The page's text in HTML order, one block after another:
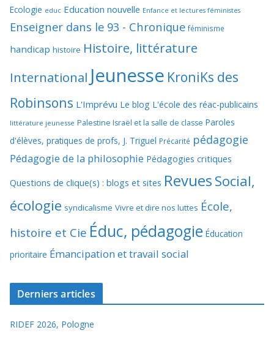
Ecologie educ Education nouvelle Enfance et lectures féministes
Enseigner dans le 93 - Chronique féminisme
handicap histoire Histoire, littérature
International Jeunesse KroniKs des
Robinsons L'Imprévu Le blog L'école des réac-publicains
littérature jeunesse Palestine Israël et la salle de classe Paroles
d'élèves, pratiques de profs, J. Triguel Précarité pédagogie
Pédagogie de la philosophie Pédagogies critiques
Questions de clique(s) : blogs et sites RevuesSocial,
écologie syndicalisme Vivre et dire nos luttes École,
histoire et Cie Éduc, pédagogie Éducation
prioritaire Émancipation et travail social
Derniers articles
RIDEF 2026, Pologne